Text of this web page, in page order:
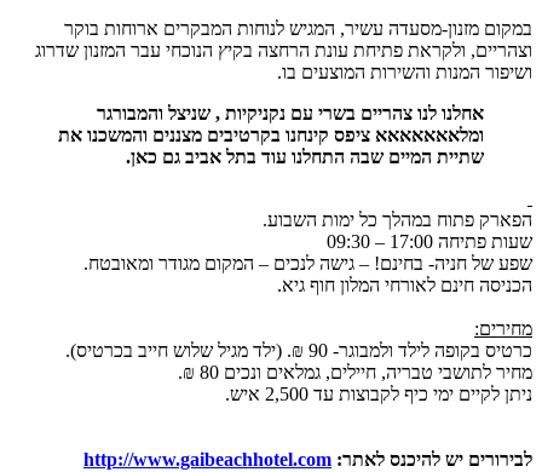
במקום מזנון-מסעדה עשיר, המגיש לנוחות המבקרים ארוחות בוקר
וצהריים, ולקראת פתיחת עונת הרחצה בקיץ הנוכחי עבר המזנון שדרוג
ושיפור המנות והשירות המוצעים בו.
אחלנו לנו צהריים בשרי עם נקניקיות , שניצל והמבורגר
ומלאאאאאאא ציפס קינחנו בקרטיבים מצננים והמשכנו את
שתיית המיים שבה התחלנו עוד בתל אביב גם כאן.
הפארק פתוח במהלך כל ימות השבוע.
שעות פתיחה 17:00 – 09:30
שפע של חניה- בחינם! – גישה לנכים – המקום מגודר ומאובטח.
הכניסה חינם לאורחי המלון חוף גיא.
מחירים:
כרטיס בקופה לילד ולמבוגר- 90 ₪. (ילד מגיל שלוש חייב בכרטיס).
מחיר לתושבי טבריה, חיילים, גמלאים ונכים 80 ₪.
ניתן לקיים ימי כיף לקבוצות עד 2,500 איש.
לבירורים יש להיכנס לאתר: http://www.gaibeachhotel.com